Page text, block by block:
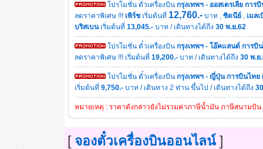
โปรโมชั่น ตั๋วเครื่องบิน กรุงเทพฯ - ออสเตรเลีย การ
ลดราคาพิเศษ !!! เพิร์ช เริ่มต้นที่ 12,760.- บาท , ซิดนีย์ , เมล
บริสเบนเริ่มต้นที่ 13,045.- บาท / เดินทางได้ถึง 30 พ.ย.62
โปรโมชั่น ตั๋วเครื่องบิน กรุงเทพฯ - โอ๊คแลนด์ การบิ
ลดราคาพิเศษ !!! เริ่มต้นที่ 19,200.- บาท / เดินทางได้ถึง 30 พ.ย
โปรโมชั่น ตั๋วเครื่องบิน กรุงเทพฯ - ญี่ปุ่น การบินไทย
เริ่มต้นที่ 9,750.- บาท / เดินทาง 2 ท่าน ขึ้นไป / เดินทางได้ถึง
หมายเหตุ : ราคาดังกล่าวยังไม่รวมค่าภาษีน้ำมัน ภาษีสนามบิน
[ จองตั๋วเครื่องบินออนไลน์ ]